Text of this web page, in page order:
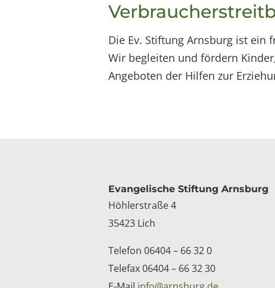
Die Ev. Stiftung Arnsburg ist ein
Wir begleiten und fördern
Angeboten der Hilfen zur
Kontakt
Evangelische Stiftung Arnsburg
Höhlerstraße 4
35423 Lich
Telefon 06404 – 66 32 0
Telefax 06404 – 66 32 30